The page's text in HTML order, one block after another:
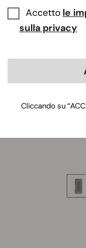
Accetto le
sulla privacy
Cliccando su